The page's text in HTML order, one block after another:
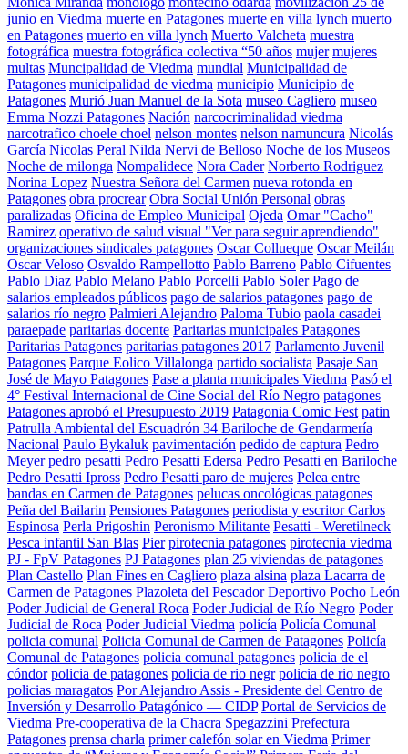
junio en Viedma muerte en Patagones muerte en villa lynch muerto
en Patagones muerto en villa lynch Muerto Valcheta muestra
fotográfica muestra fotográfica colectiva “50 años mujer mujeres
multas Muncipalidad de Viedma mundial Municipalidad de
Patagones municipalidad de viedma municipio Municipio de
Patagones Murió Juan Manuel de la Sota museo Cagliero museo
Emma Nozzi Patagones Nación narcocriminalidad viedma
narcotrafico choele choel nelson montes nelson namuncura Nicolás
García Nicolas Peral Nilda Nervi de Belloso Noche de los Museos
Noche de milonga Nompalidece Nora Cader Norberto Rodriguez
Norina Lopez Nuestra Señora del Carmen nueva rotonda en
Patagones obra procrear Obra Social Unión Personal obras
paralizadas Oficina de Empleo Municipal Ojeda Omar "Cacho"
Ramirez operativo de salud visual "Ver para seguir aprendiendo"
organizaciones sindicales patagones Oscar Collueque Oscar Meilán
Oscar Veloso Osvaldo Rampellotto Pablo Barreno Pablo Cifuentes
Pablo Diaz Pablo Melano Pablo Porcelli Pablo Soler Pago de
salarios empleados públicos pago de salarios patagones pago de
salarios río negro Palmieri Alejandro Paloma Tubio paola casadei
paraepade paritarias docente Paritarias municipales Patagones
Paritarias Patagones paritarias patagones 2017 Parlamento Juvenil
Patagones Parque Eolico Villalonga partido socialista Pasaje San
José de Mayo Patagones Pase a planta municipales Viedma Pasó el
4° Festival Internacional de Cine Social del Río Negro patagones
Patagones aprobó el Presupuesto 2019 Patagonia Comic Fest patin
Patrulla Ambiental del Escuadrón 34 Bariloche de Gendarmería
Nacional Paulo Bykaluk pavimentación pedido de captura Pedro
Meyer pedro pesatti Pedro Pesatti Edersa Pedro Pesatti en Bariloche
Pedro Pesatti Ipross Pedro Pesatti paro de mujeres Pelea entre
bandas en Carmen de Patagones pelucas oncológicas patagones
Peña del Bailarin Pensiones Patagones periodista y escritor Carlos
Espinosa Perla Prigoshin Peronismo Militante Pesatti - Weretilneck
Pesca infantil San Blas Pier pirotecnia patagones pirotecnia viedma
PJ - FpV Patagones PJ Patagones plan 25 viviendas de patagones
Plan Castello Plan Fines en Cagliero plaza alsina plaza Lacarra de
Carmen de Patagones Plazoleta del Pescador Deportivo Pocho León
Poder Judicial de General Roca Poder Judicial de Río Negro Poder
Judicial de Roca Poder Judicial Viedma policía Policía Comunal
policia comunal Policia Comunal de Carmen de Patagones Policía
Comunal de Patagones policia comunal patagones policia de el
cóndor policia de patagones policia de rio negr policia de rio negro
policias maragatos Por Alejandro Assis - Presidente del Centro de
Inversión y Desarrollo Patagónico — CIDP Portal de Servicios de
Viedma Pre-cooperativa de la Chacra Spegazzini Prefectura
Patagones prensa charla primer calefón solar en Viedma Primer